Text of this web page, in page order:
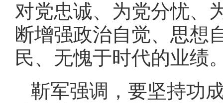
对党忠诚、为党分忧、
断增强政治自觉、思想
民、无愧于时代的业绩
靳军强调，要坚持功